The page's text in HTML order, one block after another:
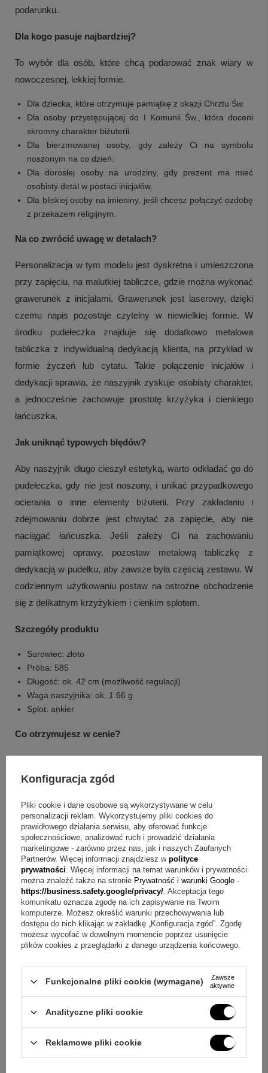
+5
Zobacz więcej
podarunku.
Dla kogo pasuje najbardziej?
To wybór dla osób, które chcą podarować znak wiary w
nowoczesnej, lekkiej formie.
Dla dziecka, które otrzymuje pamiątkę z okazji Chrztu Św.
Dla osoby przystępującej do I Komunii Św., która doceni
skromny charakter biżuterii.
Dla bierzmowanej osoby, gdy zależy Ci na symbolu
noszonym na co dzień.
Dla dorosłej osoby na urodziny, gdy prezent ma mieć
osobisty detal w postaci inicjałów.
Dla bliskiej osoby na imieniny, jeśli chcesz połączyć ozdobę
z przekazem religijnym.
Na co zwrócić uwagę w detalach?
Personalizacja w tym modelu jest dyskretna i umieszczona
przy zapięciu, na malutkiej tabliczce, gdzie można wykonać
grawerunek z inicjałami. Grawerunek jest laserowy, dzięki
czemu napis pozostaje czytelny w niewielkiej formie. W
środku pudełeczka znajduje się dodatkowo metalowa
tabliczka z indywidualną dedykacją klienta, na przykład w
formie życzeń lub cytatu. Takie połączenie inicjałów i
dedykacji sprawia, że naszyjnik zyskuje osobisty charakter,
a jednocześnie zachowuje prostotę krzyżyka i cienkiego
łańcuszka.
Jak uniknąć typowych błędów?
Aby naszyjnik długo cieszył estetyką, warto odkładać go do
pudełeczka, gdy nie jest noszony, i unikać przypadkowego
ocierania o inne elementy biżuterii. Przy zakładaniu i
zdejmowaniu dobrze jest chwytać za zapięcie, aby nie
naciągać łańcuszka. Jeśli zależy Ci na zachowaniu
pamiątkowej oprawy, pozostaw metalową tabliczkę z
dedykacją w pudełku, aby zawsze była częścią zestawu. W
codziennym użytkowaniu postaw na ostrożne obchodzenie
się z delikatnym krzyżykiem i cienkim splotem.
Szczegóły produktu
Surowiec: złoto
Próba: 585
Długość: ok. 42 cm (możliwość regulacji)
Waga naszyjnika: ok. 1.66 g
Splot: ankier
Co otrzymujesz w cenie?
Złoty naszyjnik z krzyżem
Grawerunek laserowy (inicjały)
Ozdobne białe pudełeczko
Metalowa tabliczka z indywidualną dedykacją
Torebka prezentowa ze wstążką
Q&A w skrócie o naszyjniku z krzyżem z grawerem
Pytanie:Jakie okazje pasują do tego naszyjnika?
Odpowiedź:Naszyjnik jest odpowiedni na Chrzest Św., I
Komunię Św. i Bierzmowanie, a także na urodziny lub
imieniny osoby dorosłej.
Pytanie:
Jak wygląda grawerunek w tym modelu?
Pytanie:Jakie jest miejsce grawerunku inicjałów?
Odpowiedź:Przy zapięciu znajduje się malutka tabliczka,
na której można umieścić inicjały.
Pytanie:Jak dodać osobistą dedykację do zestawu?
Odpowiedź:W środku białego pudełeczka dodawana jest
Konfiguracja zgód
Pliki cookie i dane osobowe są wykorzystywane w celu
personalizacji reklam. Wykorzystujemy pliki cookies do
prawidłowego działania serwisu, aby oferować funkcje
społecznościowe, analizować ruch i prowadzić działania
marketingowe - zarówno przez nas, jak i naszych Zaufanych
Partnerów. Więcej informacji znajdziesz w polityce
prywatności. Więcej informacji na temat warunków i prywatności
można znaleźć także na stronie Prywatność i warunki Google -
https://business.safety.google/privacy/. Akceptacja tego
komunikatu oznacza zgodę na ich zapisywanie na Twoim
komputerze. Możesz określić warunki przechowywania lub
dostępu do nich klikając w zakładkę „Konfiguracja zgód”. Zgodę
możesz wycofać w dowolnym momencie poprzez usunięcie
plików cookies z przeglądarki z danego urządzenia końcowego.
Funkcjonalne pliki cookie (wymagane)
Zawsze
aktywne
Analityczne pliki cookie
Reklamowe pliki cookie